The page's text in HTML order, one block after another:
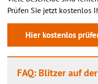
Prüfen Sie jetzt kostenlos
Hier kostenlos
FAQ: Blitzer auf